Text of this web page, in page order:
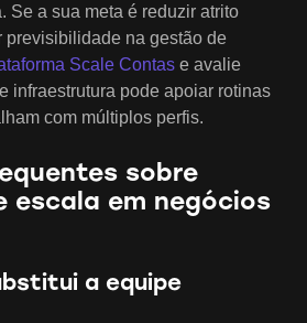
Se a sua meta é reduzir atrito
previsibilidade na gestão de
Scale Contas e avalie
infraestrutura pode apoiar rotinas
com múltiplos perfis.
sobre
escala em negócios
a equipe